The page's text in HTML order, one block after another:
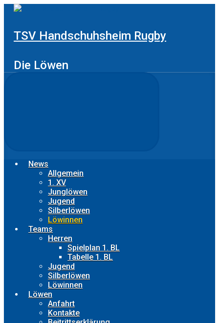
Zum
TSV Handschuhsheim Rugby
Die Löwen
News
Allgemein
1. XV
Junglöwen
Jugend
Silberlöwen
Löwinnen
Teams
Herren
Spielplan 1. BL
Tabelle 1. BL
Jugend
Silberlöwen
Löwinnen
Löwen
Anfahrt
Kontakte